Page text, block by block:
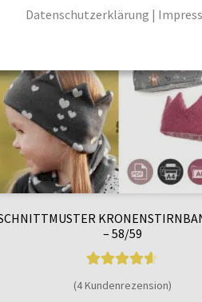
– 58/59
(4 Kundenrezension)
Datenschutzerklärung |